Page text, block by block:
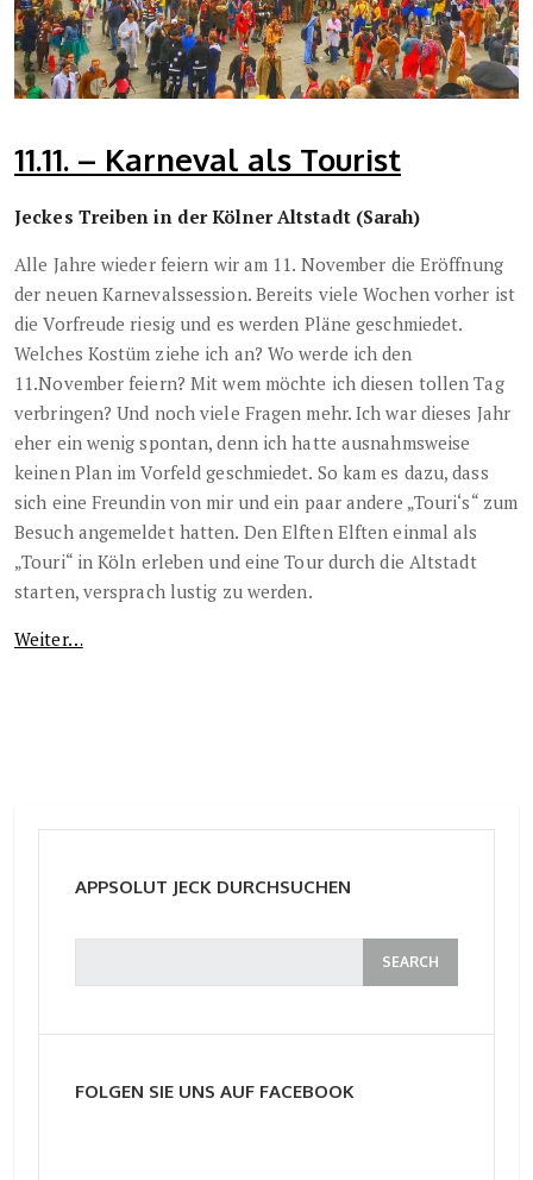
11.11. – Karneval als Tourist
Jeckes Treiben in der Kölner Altstadt (Sarah)
Alle Jahre wieder feiern wir am 11. November die Eröffnung
der neuen Karnevalssession. Bereits viele Wochen vorher ist
die Vorfreude riesig und es werden Pläne geschmiedet.
Welches Kostüm ziehe ich an? Wo werde ich den
11.November feiern? Mit wem möchte ich diesen tollen Tag
verbringen? Und noch viele Fragen mehr. Ich war dieses Jahr
eher ein wenig spontan, denn ich hatte ausnahmsweise
keinen Plan im Vorfeld geschmiedet. So kam es dazu, dass
sich eine Freundin von mir und ein paar andere „Touri‘s“ zum
Besuch angemeldet hatten. Den Elften Elften einmal als
„Touri“ in Köln erleben und eine Tour durch die Altstadt
starten, versprach lustig zu werden.
Weiter…
APPSOLUT JECK DURCHSUCHEN
FOLGEN SIE UNS AUF FACEBOOK